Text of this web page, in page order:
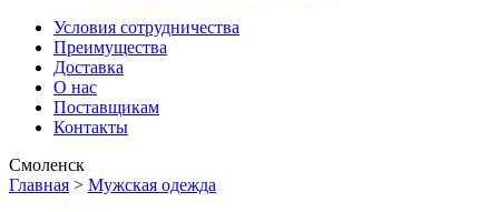
Условия сотрудничества
Преимущества
Доставка
О нас
Поставщикам
Контакты
Смоленск
Главная > Мужская одежда